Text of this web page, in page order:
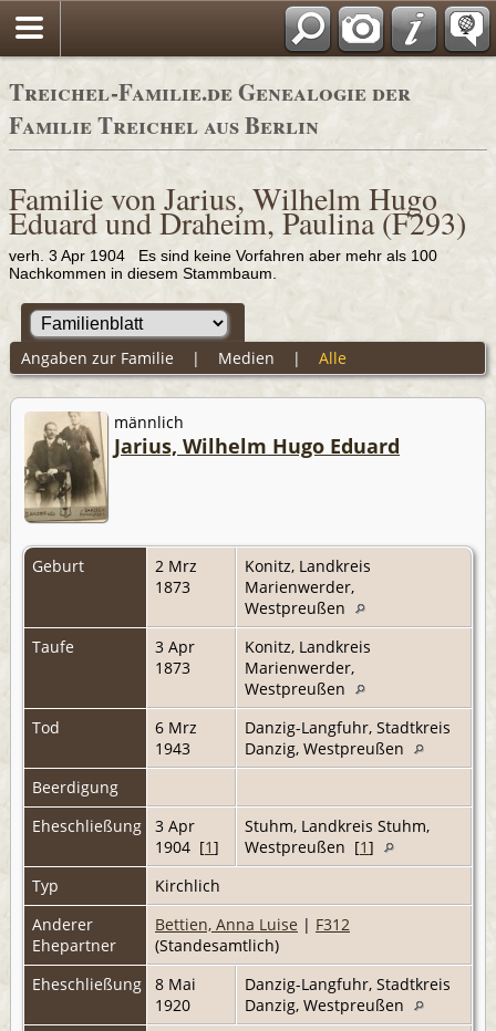
Adressbücher
Treichel-Familie.de Genealogie der
Familie Treichel aus Berlin
Familie von Jarius, Wilhelm Hugo
Eduard und Draheim, Paulina (F293)
verh. 3 Apr 1904 Es sind keine Vorfahren aber mehr als 100
Nachkommen in diesem Stammbaum.
Angaben zur Familie | Medien | Alle
männlich
Jarius, Wilhelm Hugo Eduard
Geburt
2 Mrz
1873
Konitz, Landkreis
Marienwerder,
Westpreußen
Taufe
3 Apr
1873
Konitz, Landkreis
Marienwerder,
Westpreußen
Tod
6 Mrz
1943
Danzig-Langfuhr, Stadtkreis
Danzig, Westpreußen
Beerdigung
Eheschließung
3 Apr
1904 [1]
Stuhm, Landkreis Stuhm,
Westpreußen [1]
Typ
Kirchlich
Anderer
Ehepartner
Bettien, Anna Luise | F312
(Standesamtlich)
Eheschließung
8 Mai
1920
Danzig-Langfuhr, Stadtkreis
Danzig, Westpreußen